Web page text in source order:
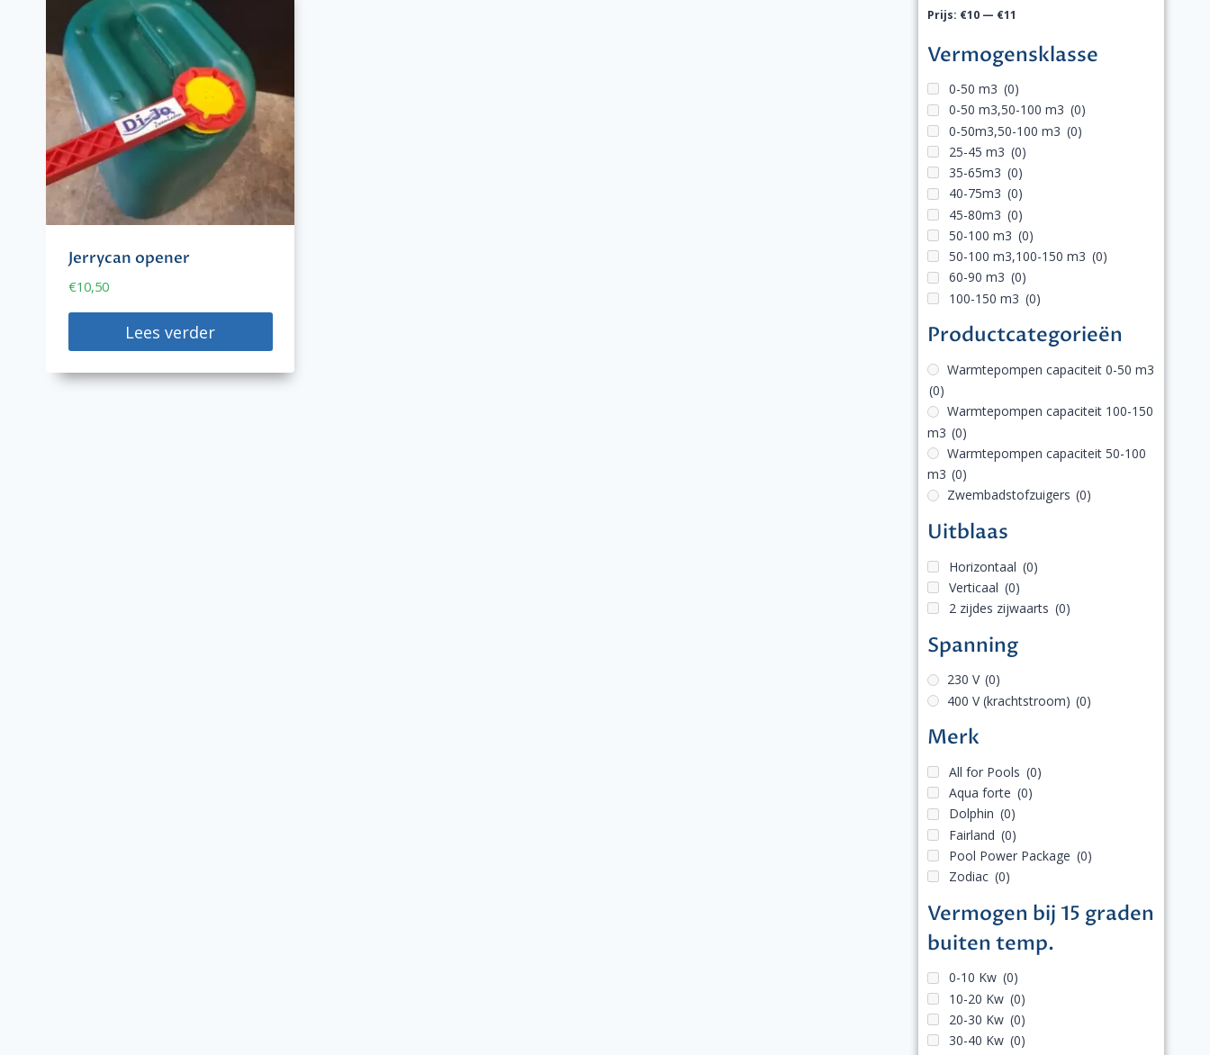
Jerrycan opener
€10,50
Lees verder
Prijs: €10— €11
Vermogensklasse
0-50 m3 (0)
0-50 m3,50-100 m3 (0)
0-50m3,50-100 m3 (0)
25-45 m3 (0)
35-65m3 (0)
40-75m3 (0)
45-80m3 (0)
50-100 m3 (0)
50-100 m3,100-150 m3 (0)
60-90 m3 (0)
100-150 m3 (0)
Productcategorieën
Warmtepompen capaciteit 0-50 m3
(0)
Warmtepompen capaciteit 100-150
m3 (0)
Warmtepompen capaciteit 50-100
m3 (0)
Zwembadstofzuigers (0)
Uitblaas
Horizontaal (0)
Verticaal (0)
2 zijdes zijwaarts (0)
Spanning
230 V (0)
400 V (krachtstroom) (0)
Merk
All for Pools (0)
Aqua forte (0)
Dolphin (0)
Fairland (0)
Pool Power Package (0)
Zodiac (0)
Vermogen bij 15 graden
buiten temp.
0-10 Kw (0)
10-20 Kw (0)
20-30 Kw (0)
30-40 Kw (0)